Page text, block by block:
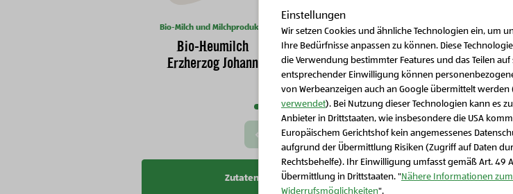
Bio-Milch und Milchprodukte
Bio-Heumilch
Erzherzog Johann
Bio-Obst & Gemüse
Bio-Kräutermix
Hahn im
Eier -
Vorherige Slide
Nächste Slide
Zutatenliste kopieren
Das fertige
Spargel, den
Einstellungen
Wir setzen Cookies und ähnliche Technologien ein, um
Ihre Bedürfnisse anpassen zu können. Diese
die Verwendung bestimmter Features und das Teilen
entsprechender Einwilligung können
von Werbeanzeigen auch an Google übermittelt werden
verwendet). Bei Nutzung dieser Technologien kann es
Anbieter in Drittstaaten, wie insbesondere die USA
Europäischem Gerichtshof kein angemessenes
aufgrund der Übermittlung Risiken (Zugriff auf Daten
Rechtsbehelfe). Ihr Einwilligung umfasst gemäß Art. 49
Übermittlung in Drittstaaten. "Nähere Informationen
Widerrufsmöglichkeiten".